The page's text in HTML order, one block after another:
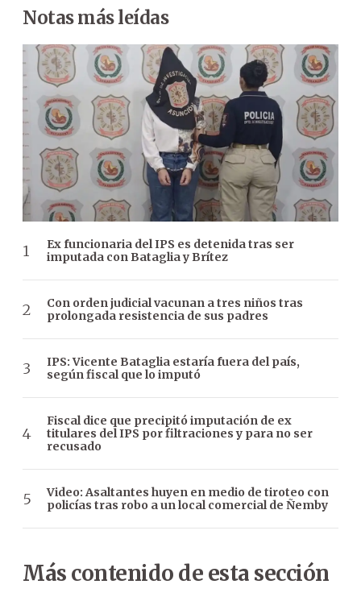
Notas más leídas
Ex funcionaria del IPS es detenida tras ser
imputada con Bataglia y Brítez
Con orden judicial vacunan a tres niños tras
prolongada resistencia de sus padres
IPS: Vicente Bataglia estaría fuera del país,
según fiscal que lo imputó
Fiscal dice que precipitó imputación de ex
titulares del IPS por filtraciones y para no ser
recusado
Video: Asaltantes huyen en medio de tiroteo con
policías tras robo a un local comercial de Ñemby
Más contenido de esta sección